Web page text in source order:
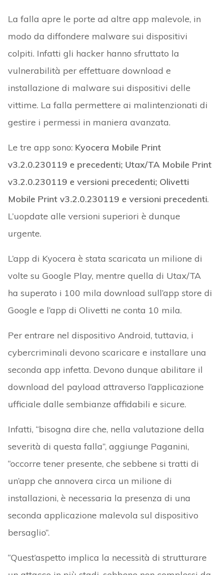
La falla apre le porte ad altre app malevole, in
modo da diffondere malware sui dispositivi
colpiti. Infatti gli hacker hanno sfruttato la
vulnerabilità per effettuare download e
installazione di malware sui dispositivi delle
vittime. La falla permettere ai malintenzionati di
gestire i permessi in maniera avanzata.
Le tre app sono: Kyocera Mobile Print
v3.2.0.230119 e precedenti; Utax/TA Mobile Print
v3.2.0.230119 e versioni precedenti; Olivetti
Mobile Print v3.2.0.230119 e versioni precedenti.
L’uopdate alle versioni superiori è dunque
urgente.
L’app di Kyocera è stata scaricata un milione di
volte su Google Play, mentre quella di Utax/TA
ha superato i 100 mila download sull’app store di
Google e l’app di Olivetti ne conta 10 mila.
Per entrare nel dispositivo Android, tuttavia, i
cybercriminali devono scaricare e installare una
seconda app infetta. Devono dunque abilitare il
download del payload attraverso l’applicazione
ufficiale dalle sembianze affidabili e sicure.
Infatti, “bisogna dire che, nella valutazione della
severità di questa falla”, aggiunge Paganini,
“occorre tener presente, che sebbene si tratti di
un’app che annovera circa un milione di
installazioni, è necessaria la presenza di una
seconda applicazione malevola sul dispositivo
bersaglio”.
“Quest’aspetto implica la necessità di strutturare